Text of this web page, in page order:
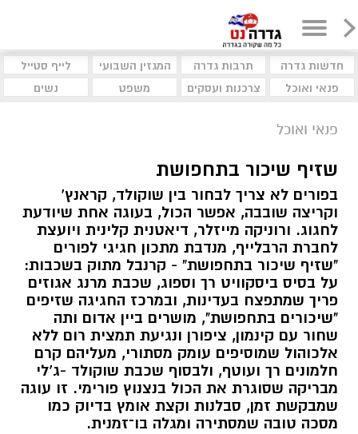
חדשות גדרה תרבות גדרה המגזין השבועי
לייף סטייל
פנאי ואוכל
צרכנות ועסקים משפט נשים
פנאי ואוכל
שזיף שיכור בתחפושת
בפורים לא צריך לבחור בין שוקולד, קראנץ’
וקריצה שובבה, אפשר הכול, בעוגה אחת שיודעת
לחגוג. ורוניקה מייזלר, דיאטנית קלינית ויועצת
לחברת הרבלייף, מנדבת מתכון חגיגי לפורים
"שזיף שיכור בתחפושת" - קרנבל מתוק בשכבות:
על בסיס ביסקוויט רך וספוג, שכבת מרנג אגוזים
פריך שמתפצח בעדינות, ובמרכז החגיגה שזיפים
"שיכורים בתחפושת", מושרים ביין אדום ותה
שחור עם קינמון, ציפורן ונגיעת תמצית רום ללא
אלכוהול שמוסיפים עומק מסתורי, מעליהם קרם
חלמונים רך ועוטף, ולבסוף שכבת שוקולד -ג’לי
מבריקה שסוגרת את הכול בנצנוץ פורימי. זו עוגה
שמבקשת זמן, סבלנות וקצת אומץ בדיוק כמו
מסכה טובה שמסתירה ומגלה בו־זמנית.